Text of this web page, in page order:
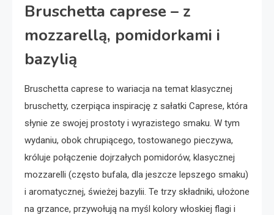
Bruschetta caprese – z
mozzarellą, pomidorkami i
bazylią
Bruschetta caprese to wariacja na temat klasycznej
bruschetty, czerpiąca inspirację z sałatki Caprese, która
słynie ze swojej prostoty i wyrazistego smaku. W tym
wydaniu, obok chrupiącego, tostowanego pieczywa,
króluje połączenie dojrzałych pomidorów, klasycznej
mozzarelli (często bufala, dla jeszcze lepszego smaku)
i aromatycznej, świeżej bazylii. Te trzy składniki, ułożone
na grzance, przywołują na myśl kolory włoskiej flagi i